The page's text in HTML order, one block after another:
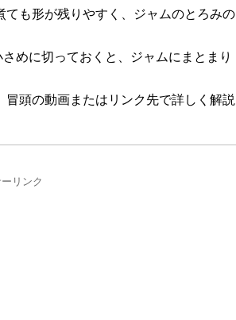
も形が残りやすく、ジャムのとろみの
めに切っておくと、ジャムにまとまり
冒頭の動画またはリンク先で詳しく解説
リンク